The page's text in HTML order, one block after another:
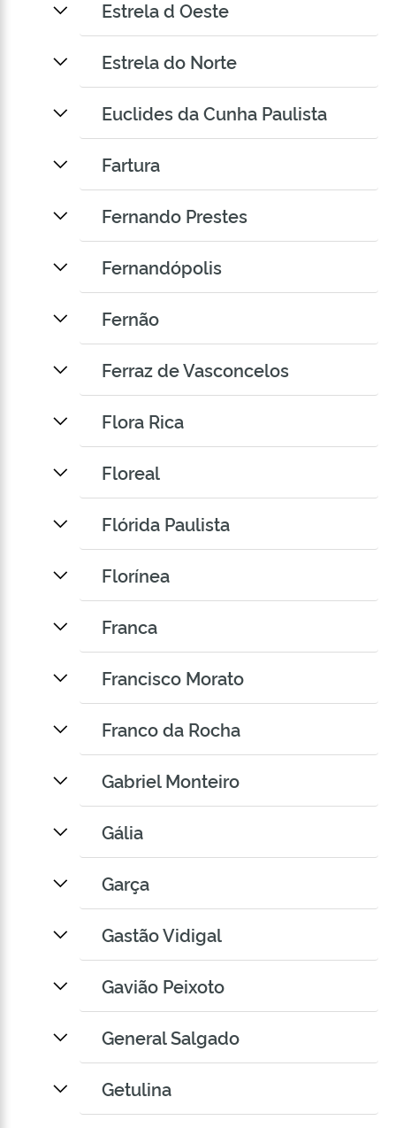
Estrela d Oeste
Estrela do Norte
Euclides da Cunha Paulista
Fartura
Fernando Prestes
Fernandópolis
Fernão
Ferraz de Vasconcelos
Flora Rica
Floreal
Flórida Paulista
Florínea
Franca
Francisco Morato
Franco da Rocha
Gabriel Monteiro
Gália
Garça
Gastão Vidigal
Gavião Peixoto
General Salgado
Getulina